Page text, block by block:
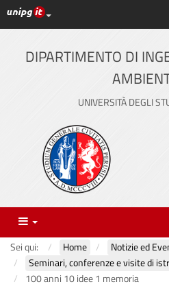
Vai
al
contenuto
principale
Link ai principali servizi
DIPARTIMENTO DI
UNIVERSITÀ DEGLI
Menu
Sei qui: Home
Notizie ed
Seminari, conferenze e visite di
100 anni 10 idee 1 memoria